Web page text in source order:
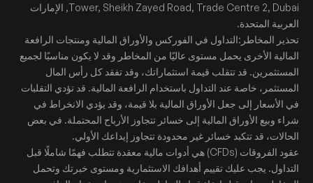
Tower, Sheikh Zayed Road, Trade Centre 2, Dubai, الإمارات
العربية المتحدة.
تحذير المخاطر:التداول في الفوركس والأوراق المالية ومنتجات الرافعة
المالية الأخرى يحمل مستوى عاليًا من المخاطر وقد لا يكون مناسبًا لجميع
المستثمرين. قد تتقلب قيمة استثماراتك، وقد تفقد كل رأس المال
المستثمر، خاصة عند التداول باستخدام الرافعة المالية. قد تؤدي التقلبات
في الأسعار إلى جعل الأوراق المالية بلا قيمة، وقد يؤدي الانخراط في
شراء وبيع الأوراق المالية إلى خسائر تتجاوز الأرباح المحتملة. في بعض
الحالات، قد تتكبد خسائر غير محدودة تتجاوز إيداعك الأولي.
عقود الفروقات (CFDs) هي أدوات مالية معقدة تتطلب فهمًا شاملًا قبل
التداول. يجب عليك تقييم أهدافك الاستثمارية ومستوى خبرتك وتحمل